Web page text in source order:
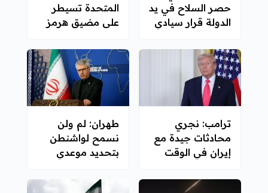
حصر السلاح في يد
الدولة قرار سيادي
المتحدة تسيطر
على مضيق هرمز
ترامب: نجري
محادثات جيدة مع
إيران في الوقت
طهران: لم ولن
نسمح لواشنطن
بتحديد موعدي